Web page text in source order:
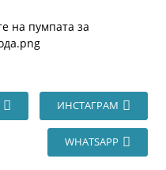
ИНСТАГРАМ
WHATSAPP